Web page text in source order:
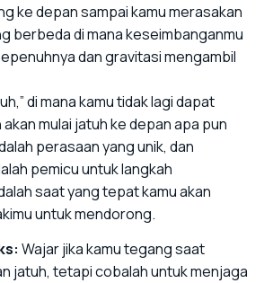
ke depan sampai kamu merasakan
berbeda di mana keseimbanganmu
dan gravitasi mengambil
di mana kamu tidak lagi dapat
mulai jatuh ke depan apa pun
perasaan yang unik, dan
pemicu untuk langkah
saat yang tepat kamu akan
untuk mendorong.
Wajar jika kamu tegang saat
jatuh, tetapi cobalah untuk menjaga